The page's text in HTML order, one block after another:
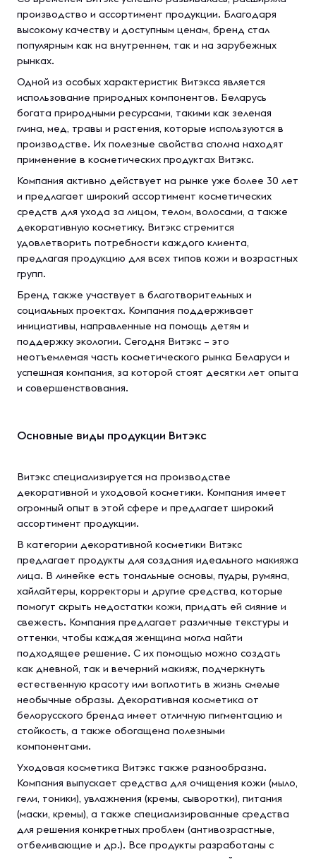
производство и ассортимент продукции. Благодаря
высокому качеству и доступным ценам, бренд стал
популярным как на внутреннем, так и на зарубежных
рынках.
Одной из особых характеристик Витэкса является
использование природных компонентов. Беларусь
богата природными ресурсами, такими как зеленая
глина, мед, травы и растения, которые используются в
производстве. Их полезные свойства сполна находят
применение в косметических продуктах Витэкс.
Компания активно действует на рынке уже более 30 лет
и предлагает широкий ассортимент косметических
средств для ухода за лицом, телом, волосами, а также
декоративную косметику. Витэкс стремится
удовлетворить потребности каждого клиента,
предлагая продукцию для всех типов кожи и возрастных
групп.
Бренд также участвует в благотворительных и
социальных проектах. Компания поддерживает
инициативы, направленные на помощь детям и
поддержку экологии. Сегодня Витэкс – это
неотъемлемая часть косметического рынка Беларуси и
успешная компания, за которой стоят десятки лет опыта
и совершенствования.
Основные виды продукции Витэкс
Витэкс специализируется на производстве
декоративной и уходовой косметики. Компания имеет
огромный опыт в этой сфере и предлагает широкий
ассортимент продукции.
В категории декоративной косметики Витэкс
предлагает продукты для создания идеального макияжа
лица. В линейке есть тональные основы, пудры, румяна,
хайлайтеры, корректоры и другие средства, которые
помогут скрыть недостатки кожи, придать ей сияние и
свежесть. Компания предлагает различные текстуры и
оттенки, чтобы каждая женщина могла найти
подходящее решение. С их помощью можно создать
как дневной, так и вечерний макияж, подчеркнуть
естественную красоту или воплотить в жизнь смелые
необычные образы. Декоративная косметика от
белорусского бренда имеет отличную пигментацию и
стойкость, а также обогащена полезными
компонентами.
Уходовая косметика Витэкс также разнообразна.
Компания выпускает средства для очищения кожи (мыло,
гели, тоники), увлажнения (кремы, сыворотки), питания
(маски, кремы), а также специализированные средства
для решения конкретных проблем (антивозрастные,
отбеливающие и др.). Все продукты разработаны с